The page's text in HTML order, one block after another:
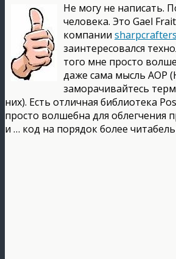
Не могу не написать.
человека. Это Gael
компании sharpcrafters
заинтересовался
того мне просто
даже сама мысль AOP
заморачивайтесь
них). Есть отличная библиотека
просто волшебна для облегчения
и … код на порядок более